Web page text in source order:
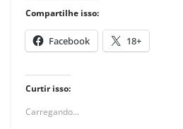
Compartilhe isso:
Facebook 18+
Curtir isso:
Carregando...